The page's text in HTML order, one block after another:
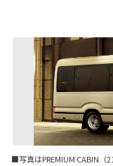
■写真はPREMIUM CABIN（